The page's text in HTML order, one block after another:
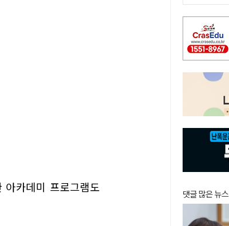
카데미 프로그램도
댓글 많은 뉴스